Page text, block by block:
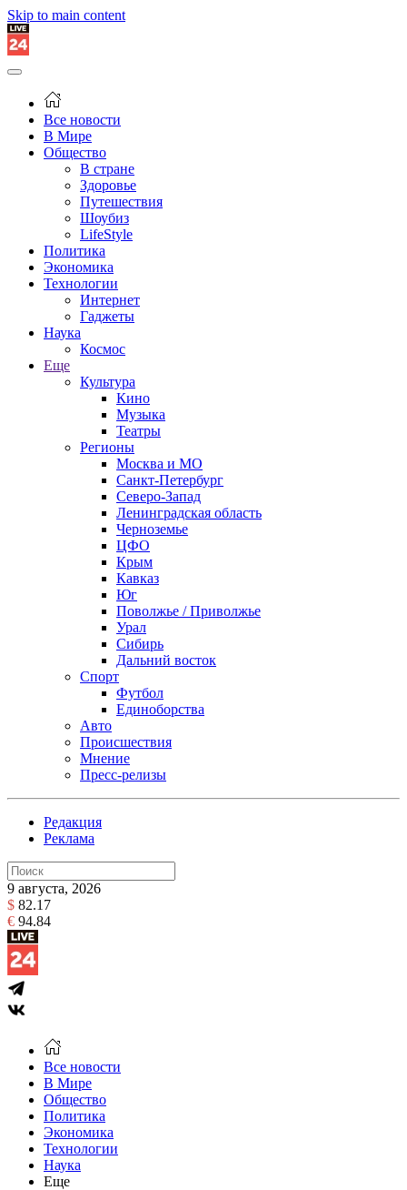
Skip to main content
Все новости
В Мире
Общество
В стране
Здоровье
Путешествия
Шоубиз
LifeStyle
Политика
Экономика
Технологии
Интернет
Гаджеты
Наука
Космос
Еще
Культура
Кино
Музыка
Театры
Регионы
Москва и МО
Санкт-Петербург
Северо-Запад
Ленинградская область
Черноземье
ЦФО
Крым
Кавказ
Юг
Поволжье / Приволжье
Урал
Сибирь
Дальний восток
Спорт
Футбол
Единоборства
Авто
Происшествия
Мнение
Пресс-релизы
Редакция
Реклама
9 августа, 2026
$ 82.17
€ 94.84
Все новости
В Мире
Общество
Политика
Экономика
Технологии
Наука
Еще